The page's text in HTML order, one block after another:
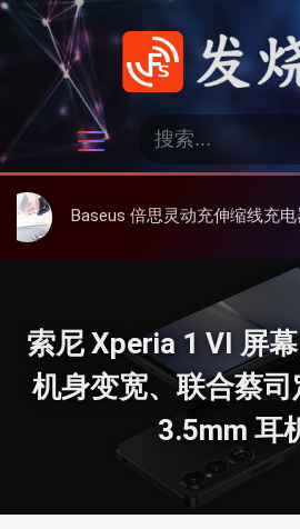
跳
发烧友
：
Baseus 倍思灵动充伸缩线充电器 67W 3C，超耐用可伸缩线、氮化镓、3C多设备同时
索尼 Xperia 1 VI 屏
机身变宽、联合蔡
3.5mm 耳